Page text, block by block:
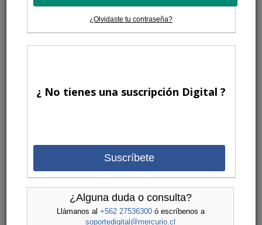
¿Olvidaste tu contraseña?
¿ No tienes una suscripción Digital ?
Suscríbete
¿Alguna duda o consulta?
Llámanos al +562 27536300ó escríbenos a
soportedigital@mercurio.cl